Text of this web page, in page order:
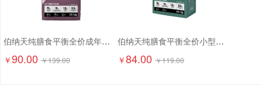
伯纳天纯膳食平衡全价成年期猫粮（含三文鱼配方）1.5kg
￥90.00 ￥139.00
伯纳天纯膳食平衡全价小型犬成犬粮（含三文鱼配方）1.5kg
￥84.00 ￥119.00